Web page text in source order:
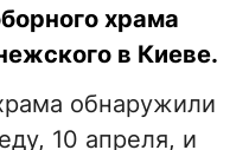
храма
в Киеве.
обнаружили
10 апреля, и